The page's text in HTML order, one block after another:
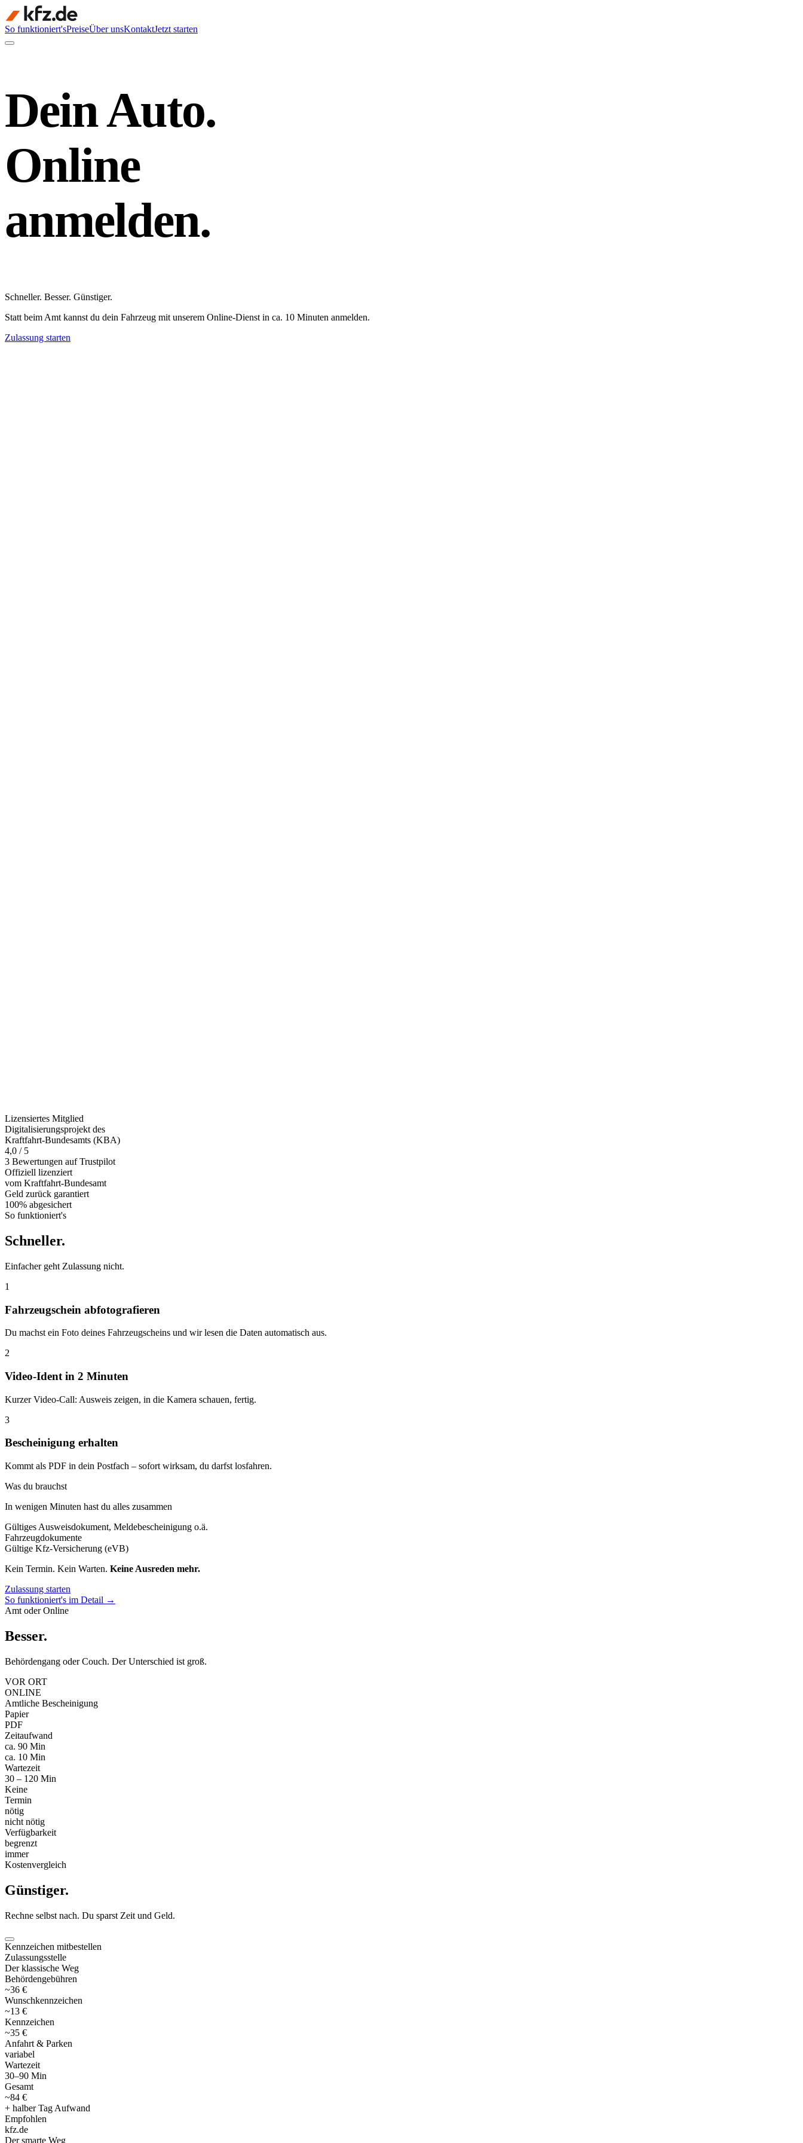
So funktioniert'sPreiseÜber unsKontaktJetzt starten
Dein Auto.
Online
anmelden.
Schneller. Besser. Günstiger.
Statt beim Amt kannst du dein Fahrzeug mit unserem Online-Dienst in ca. 10 Minuten anmelden.
Zulassung starten
Lizensiertes Mitglied
Digitalisierungsprojekt des
Kraftfahrt-Bundesamts (KBA)
4,0 / 5
3 Bewertungen auf Trustpilot
Offiziell lizenziert
vom Kraftfahrt-Bundesamt
Geld zurück garantiert
100% abgesichert
So funktioniert's
Schneller.
Einfacher geht Zulassung nicht.
1
Fahrzeugschein abfotografieren
Du machst ein Foto deines Fahrzeugscheins und wir lesen die Daten automatisch aus.
2
Video-Ident in 2 Minuten
Kurzer Video-Call: Ausweis zeigen, in die Kamera schauen, fertig.
3
Bescheinigung erhalten
Kommt als PDF in dein Postfach – sofort wirksam, du darfst losfahren.
Was du brauchst
In wenigen Minuten hast du alles zusammen
Gültiges Ausweisdokument, Meldebescheinigung o.ä.
Fahrzeugdokumente
Gültige Kfz-Versicherung (eVB)
Kein Termin. Kein Warten. Keine Ausreden mehr.
Zulassung starten
So funktioniert's im Detail →
Amt oder Online
Besser.
Behördengang oder Couch. Der Unterschied ist groß.
VOR ORT
ONLINE
Amtliche Bescheinigung
Papier
PDF
Zeitaufwand
ca. 90 Min
ca. 10 Min
Wartezeit
30 – 120 Min
Keine
Termin
nötig
nicht nötig
Verfügbarkeit
begrenzt
immer
Kostenvergleich
Günstiger.
Rechne selbst nach. Du sparst Zeit und Geld.
Kennzeichen mitbestellen
Zulassungsstelle
Der klassische Weg
Behördengebühren
~36 €
Wunschkennzeichen
~13 €
Kennzeichen
~35 €
Anfahrt & Parken
variabel
Wartezeit
30–90 Min
Gesamt
~84 €
+ halber Tag Aufwand
Empfohlen
kfz.de
Der smarte Weg